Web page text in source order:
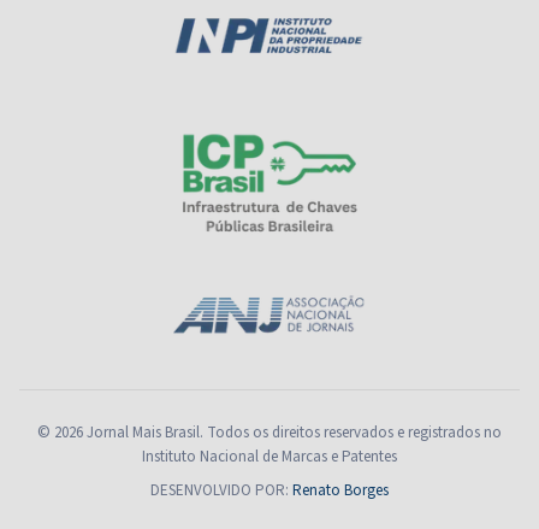
© 2026 Jornal Mais Brasil. Todos os direitos reservados e registrados no
Instituto Nacional de Marcas e Patentes
DESENVOLVIDO POR: Renato Borges